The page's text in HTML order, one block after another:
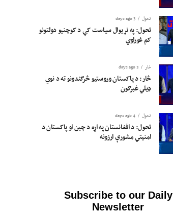
تحول 3 days ago
تحول: په نړیوال سیاست کې د کوچنیو دولتونو
کم غوراوي
څار 3 days ago
څار: د پاکستان وروستیو څرګندونو ته د نوي
ډیلي غبرګون
تحول 4 days ago
تحول: د افغانستان په اړه د چین او پاکستان د
امنیتي مشورې ارزونه
Subscribe to our Daily
Newsletter